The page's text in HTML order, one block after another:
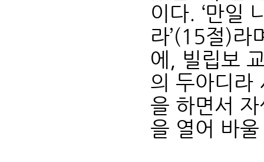
이다. ‘만일
라’(15절)라
에, 빌립보
의 두아디라
을 하면서
을 열어 바